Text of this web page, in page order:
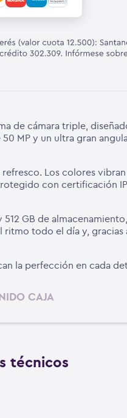
de cámara triple,
MP y un ultra gran
Los colores
con certificación
GB de
todo el día y, gracias
la perfección en cada
CAJA
técnicos